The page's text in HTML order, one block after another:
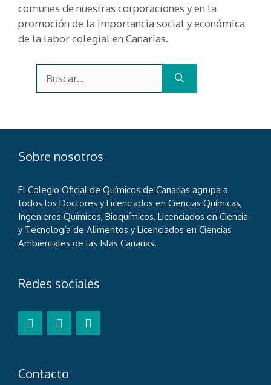
comunes de nuestras corporaciones y en la
promoción de la importancia social y económica
de la labor colegial en Canarias.
Sobre nosotros
El Colegio Oficial de Químicos de Canarias agrupa a
todos los Doctores y Licenciados en Ciencias Químicas,
Ingenieros Químicos, Bioquímicos, Licenciados en Ciencia
y Tecnología de Alimentos y Licenciados en Ciencias
Ambientales de las Islas Canarias.
Redes sociales
Contacto